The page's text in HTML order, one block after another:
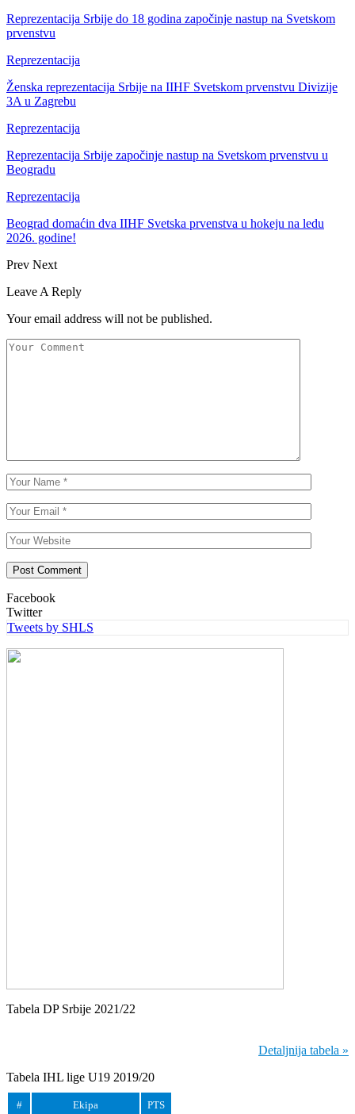
Reprezentacija Srbije do 18 godina započinje nastup na Svetskom
prvenstvu
Reprezentacija
Ženska reprezentacija Srbije na IIHF Svetskom prvenstvu Divizije
3A u Zagrebu
Reprezentacija
Reprezentacija Srbije započinje nastup na Svetskom prvenstvu u
Beogradu
Reprezentacija
Beograd domaćin dva IIHF Svetska prvenstva u hokeju na ledu
2026. godine!
Prev Next
Leave A Reply
Your email address will not be published.
Facebook
Twitter
Tweets by SHLS
Tabela DP Srbije 2021/22
Detaljnija tabela »
Tabela IHL lige U19 2019/20
# Ekipa PTS